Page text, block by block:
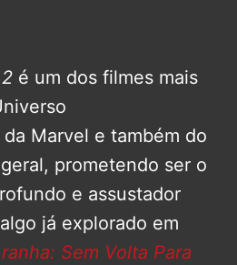
é um dos filmes mais
Marvel e também do
prometendo ser o
e assustador
já explorado em
Sem Volta Para